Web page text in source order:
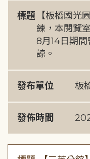
標題
【板橋國光
練，本閱覽
8月14日期
諒。
發布單位 板
發佈時間